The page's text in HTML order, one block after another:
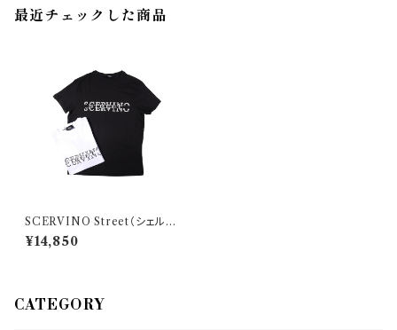
最近チェックした商品
SCERVINO Street（シェルヴ
ィーノ ストリート） Uネック半袖
Tシャツ TSU012 26863
¥14,850
CATEGORY